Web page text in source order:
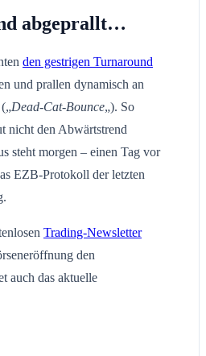
abgeprallt…
den gestrigen Turnaround
und prallen dynamisch an
Dead-Cat-Bounce„). So
nicht den Abwärtstrend
steht morgen – einen Tag vor
EZB-Protokoll der letzten
Trading-Newsletter
den
auch das aktuelle